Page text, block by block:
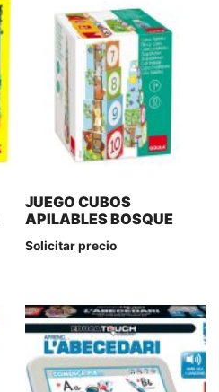
JUEGO CUBOS
APILABLES BOSQUE
Solicitar precio